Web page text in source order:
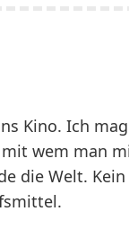
Kino. Ich
wem man
die Welt.